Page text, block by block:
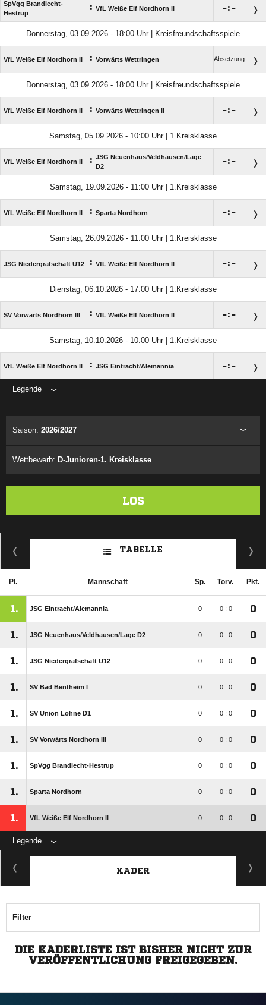
SpVgg Brandlecht-
Hestrup
: VfL Weiße Elf Nordhorn II :
Donnerstag, 03.09.2026 - 18:00 Uhr | Kreisfreundschaftsspiele
VfL Weiße Elf Nordhorn II : Vorwärts Wettringen Absetzung
Donnerstag, 03.09.2026 - 18:00 Uhr | Kreisfreundschaftsspiele
VfL Weiße Elf Nordhorn II : Vorwärts Wettringen II :
Samstag, 05.09.2026 - 10:00 Uhr | 1.Kreisklasse
VfL Weiße Elf Nordhorn II : JSG Neuenhaus/​Veldhausen/​Lage
D2
:
Samstag, 19.09.2026 - 11:00 Uhr | 1.Kreisklasse
VfL Weiße Elf Nordhorn II : Sparta Nordhorn :
Samstag, 26.09.2026 - 11:00 Uhr | 1.Kreisklasse
JSG Niedergrafschaft U12 : VfL Weiße Elf Nordhorn II :
Dienstag, 06.10.2026 - 17:00 Uhr | 1.Kreisklasse
SV Vorwärts Nordhorn III : VfL Weiße Elf Nordhorn II :
Samstag, 10.10.2026 - 10:00 Uhr | 1.Kreisklasse
VfL Weiße Elf Nordhorn II : JSG Eintracht/​Alemannia :
Legende
Saison: 2026/2027
Wettbewerb: D-Junioren-1. Kreisklasse
LOS
TABELLE
Pl. Mannschaft Sp. Torv. Pkt.
1. JSG Eintracht/​Alemannia 0 0 : 0 0
1. JSG Neuenhaus/​Veldhausen/​Lage D2 0 0 : 0 0
1. JSG Niedergrafschaft U12 0 0 : 0 0
1. SV Bad Bentheim I 0 0 : 0 0
1. SV Union Lohne D1 0 0 : 0 0
1. SV Vorwärts Nordhorn III 0 0 : 0 0
1. SpVgg Brandlecht-Hestrup 0 0 : 0 0
1. Sparta Nordhorn 0 0 : 0 0
1. VfL Weiße Elf Nordhorn II 0 0 : 0 0
Legende
KADER
Filter
DIE KADERLISTE IST BISHER NICHT ZUR
VERÖFFENTLICHUNG FREIGEGEBEN.